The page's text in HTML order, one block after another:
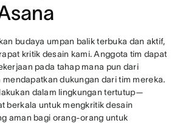
budaya umpan balik terbuka dan aktif,
kritik desain kami. Anggota tim dapat
pada tahap mana pun dari
mendapatkan dukungan dari tim mereka.
dalam lingkungan tertutup—
berkala untuk mengkritik desain
aman bagi orang-orang untuk